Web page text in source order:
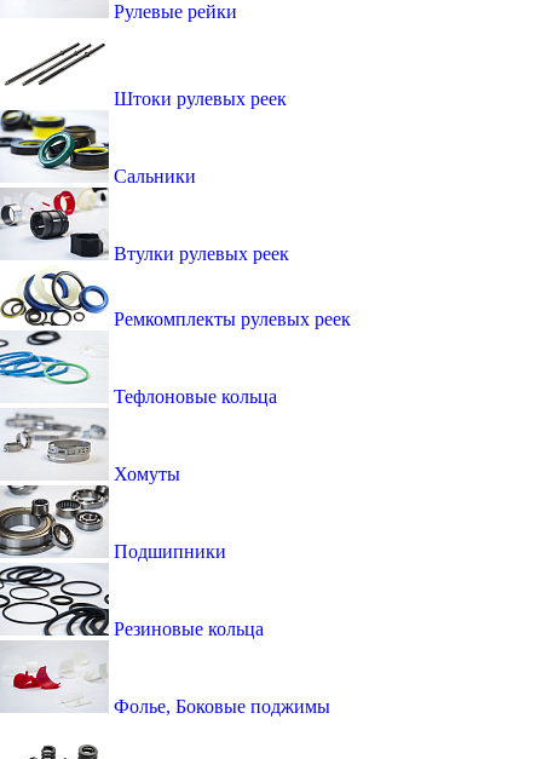
Рулевые рейки
Штоки рулевых реек
Сальники
Втулки рулевых реек
Ремкомплекты рулевых реек
Тефлоновые кольца
Хомуты
Подшипники
Резиновые кольца
Фолье, Боковые поджимы